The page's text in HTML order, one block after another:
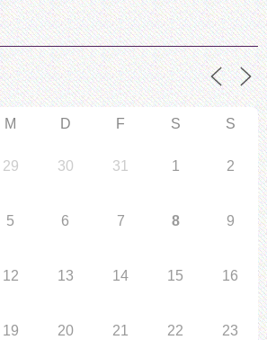
M D F S S
29 30 31 1 2
5 6 7 8 9
12 13 14 15 16
19 20 21 22 23